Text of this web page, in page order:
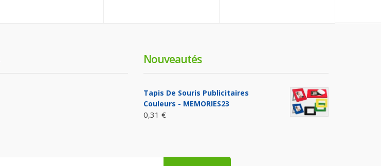
Nouveautés
Tapis De Souris Publicitaires
Couleurs - MEMORIES23
0,31 €